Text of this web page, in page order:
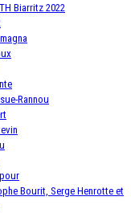
Biarritz 2022
Rannou
Bourit, Serge Henrotte et